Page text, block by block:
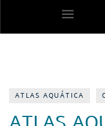
ATLAS AQUÁTICA